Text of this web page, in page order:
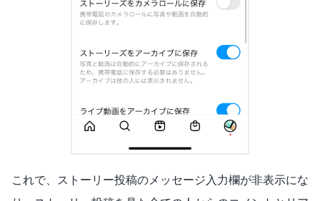
これで、ストーリー投稿のメッセージ入力欄が非表示にな